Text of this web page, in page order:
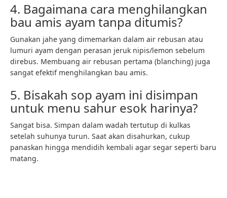
4. Bagaimana cara menghilangkan
bau amis ayam tanpa ditumis?
Gunakan jahe yang dimemarkan dalam air rebusan atau
lumuri ayam dengan perasan jeruk nipis/lemon sebelum
direbus. Membuang air rebusan pertama (blanching) juga
sangat efektif menghilangkan bau amis.
5. Bisakah sop ayam ini disimpan
untuk menu sahur esok harinya?
Sangat bisa. Simpan dalam wadah tertutup di kulkas
setelah suhunya turun. Saat akan disahurkan, cukup
panaskan hingga mendidih kembali agar segar seperti baru
matang.